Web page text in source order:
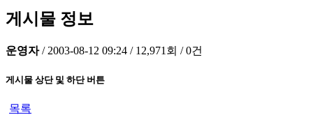
게시물 정보
운영자 / 2003-08-12 09:24 / 12,971회 / 0건
게시물 상단 및 하단 버튼
목록